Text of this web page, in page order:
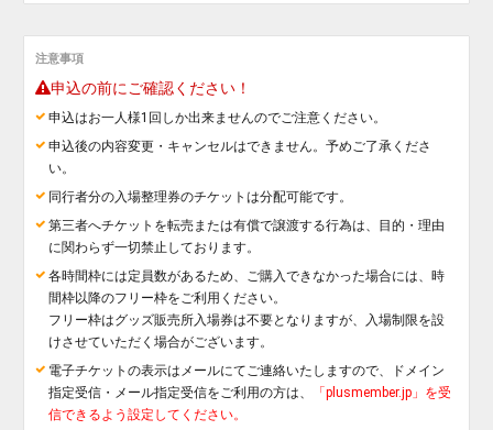
注意事項
申込の前にご確認ください！
申込はお一人様1回しか出来ませんのでご注意ください。
申込後の内容変更・キャンセルはできません。予めご了承くださ
い。
同行者分の入場整理券のチケットは分配可能です。
第三者へチケットを転売または有償で譲渡する行為は、目的・理由
に関わらず一切禁止しております。
各時間枠には定員数があるため、ご購入できなかった場合には、時
間枠以降のフリー枠をご利用ください。
フリー枠はグッズ販売所入場券は不要となりますが、入場制限を設
けさせていただく場合がございます。
電子チケットの表示はメールにてご連絡いたしますので、ドメイン
指定受信・メール指定受信をご利用の方は、
「plusmember.jp」を受
信できるよう設定してください。